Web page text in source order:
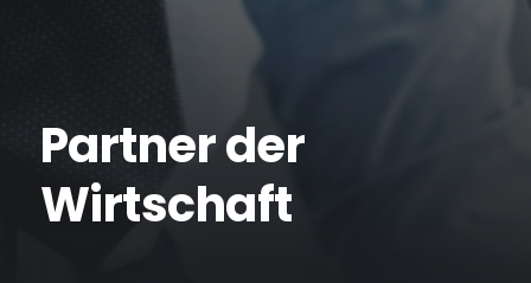
Partner der
Wirtschaft